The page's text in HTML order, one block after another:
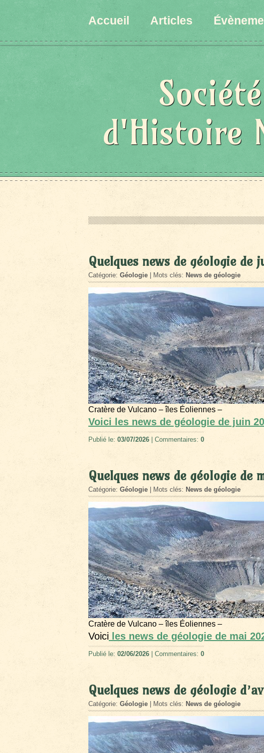
Accueil Articles
d'Histoire
Quelques news de géologie de
Catégorie: Géologie | Mots clés: News de géologie
Cratère de Vulcano – îles Éoliennes –
Voici les news de géologie de juin
Publié le: 03/07/2026 | Commentaires: 0
Quelques news de géologie de
Catégorie: Géologie | Mots clés: News de géologie
Cratère de Vulcano – îles Éoliennes –
Voici les news de géologie de mai
Publié le: 02/06/2026 | Commentaires: 0
Quelques news de géologie
Catégorie: Géologie | Mots clés: News de géologie